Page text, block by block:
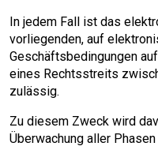
In jedem Fall ist das
vorliegenden, auf
Geschäftsbedingungen
eines Rechtsstreits
zulässig.
Zu diesem Zweck wird
Überwachung aller